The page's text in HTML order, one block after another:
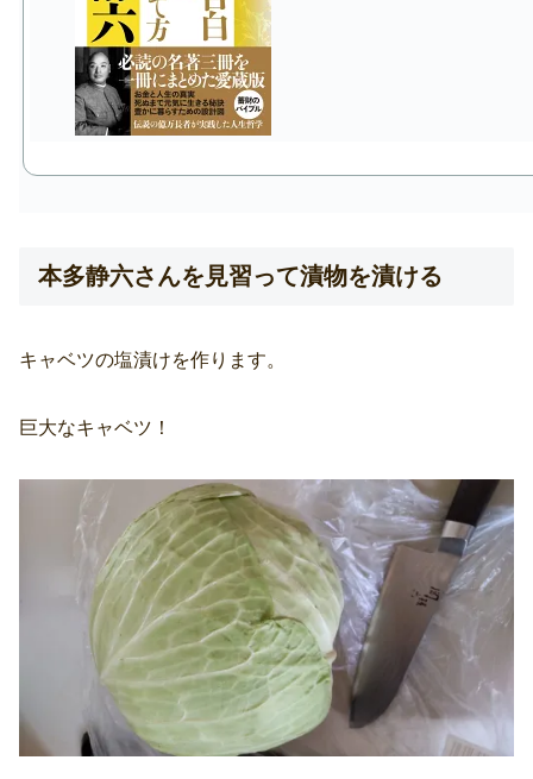
本多静六さんを見習って漬物を漬ける
キャベツの塩漬けを作ります。
巨大なキャベツ！